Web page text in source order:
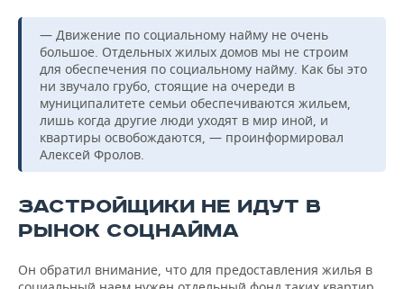
ХОККЕЙ С МЯЧОМ
ПРОИСШЕСТВИЯ
— Движение по социальному найму не очень
большое. Отдельных жилых домов мы не строим
для обеспечения по социальному найму. Как бы это
ни звучало грубо, стоящие на очереди в
муниципалитете семьи обеспечиваются жильем,
лишь когда другие люди уходят в мир иной, и
квартиры освобождаются, — проинформировал
Алексей Фролов.
ЗАСТРОЙЩИКИ НЕ ИДУТ В
РЫНОК СОЦНАЙМА
Он обратил внимание, что для предоставления жилья в